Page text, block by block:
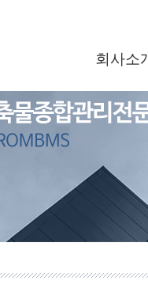
회사소
인사말
사업소개
찾아오시